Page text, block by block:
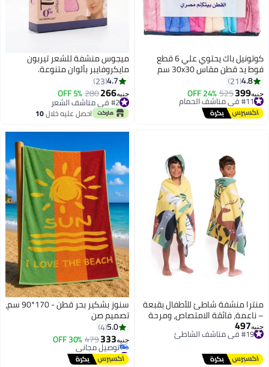
كوتونيل باك يحتوي علي 6 قطع
فوط يد قطن مقاس 30x30 سم
4.8
21
جنيه399
525
24% OFF #11 في مناشف الحمام
توصيل مجاني
#11 في مناشف الحمام
ميجوس منشفة للشعر تيربون
مايكروفايبر بألوان متنوعة.
4.7
23
جنيه266
280
5% OFF
#2 في مناشف الشعر
#2 في مناشف الشعر احصل عليه خلال10
منترا منشفة شاطئ للأطفال بقبعة
– ناعمة، فائقة الامتصاص، ومرحة
جنيه497
#19 في مناشف الشاطئ
توصيل مجاني 8
سنوز بشكير بحر قطن - 170*90 سم،
تصميم صن
5.0
4
جنيه333
479
30% OFF
#7 في مناشف الشاطئ
أقل سعر في 7 يوم